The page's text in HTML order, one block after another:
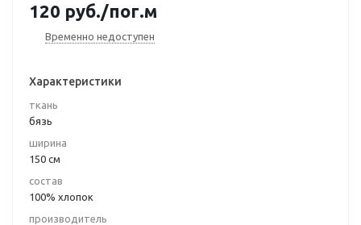
120 руб./пог.м
Временно недоступен
Характеристики
ткань
бязь
ширина
150 см
состав
100% хлопок
производитель